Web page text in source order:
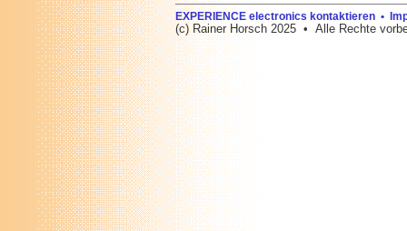
EXPERIENCE electronics kontaktieren •
(c) Rainer Horsch 2025 • Alle Rechte